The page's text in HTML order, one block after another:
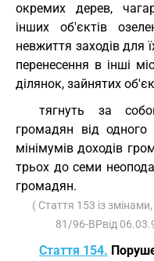
окремих дерев,
інших об'єктів
невжиття заходів для
перенесення в інші
ділянок, зайнятих
тягнуть за
громадян від одного
мінімумів доходів
трьох до семи
громадян.
( Стаття 153 із
81/96-ВРвід
Стаття 154.